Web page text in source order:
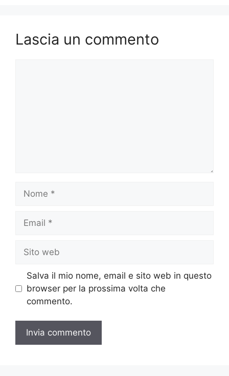
Lascia un commento
web
Salva il mio nome, email e sito web in questo
browser per la prossima volta che
commento.